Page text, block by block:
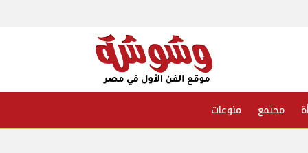
مجتمع منوعات